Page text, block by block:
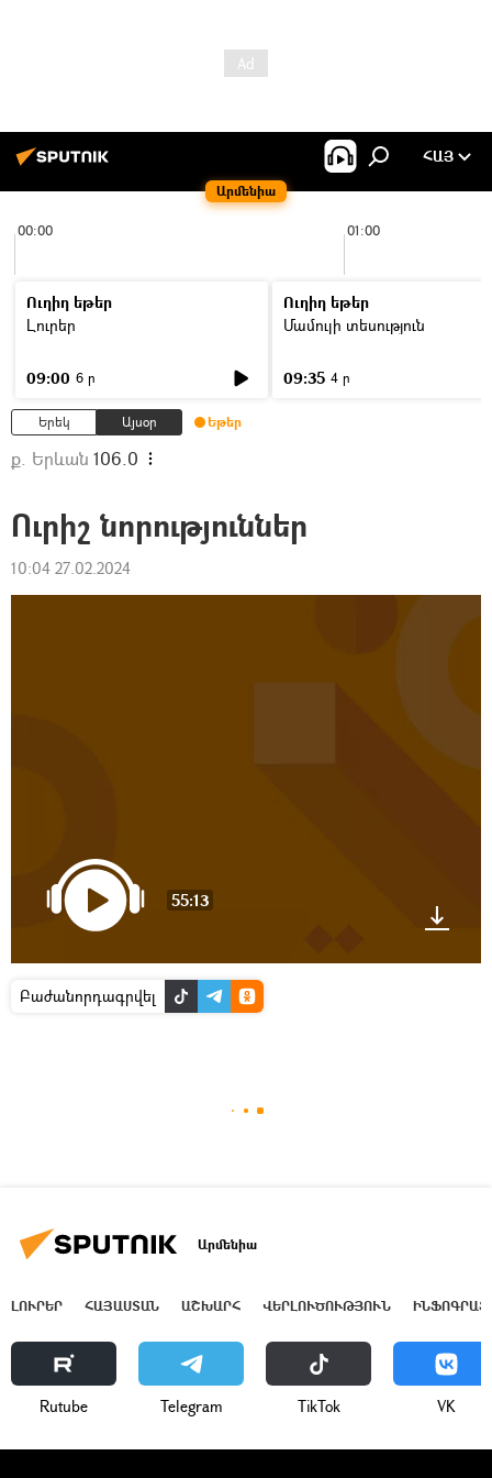
Արմենիա
ՀԱՅ
00:00 01:00
Ուղիղ եթեր
Լուրեր
09:00 6 ր
Ուղիղ եթեր
Մամուլի տեսություն
09:35 4 ր
Երեկ Այսօր Եթեր
ք. Երևան 106.0
Ուրիշ նորություններ
10:04 27.02.2024
55:13
Բաժանորդագրվել
Արմենիա
ԼՈՒՐԵՐ ՀԱՅԱՍՏԱՆ ԱՇԽԱՐՀ ՎԵՐԼՈՒԾՈՒԹՅՈՒՆ
Rutube Telegram ТikТоk VK